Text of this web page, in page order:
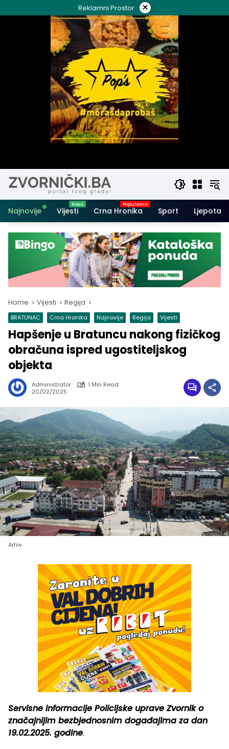
to
Reklamni Prostor ×
Najnovije Vijesti Crna Hronika Sport Ljepota i
Home Vijesti Regija
BRATUNAC Crna Hronika Najnovije Regija Vijesti
Hapšenje u Bratuncu nakong fizičkog
obračuna ispred ugostiteljskog
objekta
Administrator
1 Min Read
20/02/2025
Arhiv
Servisne informacije Policijske uprave Zvornik o
značajnijim bezbjednosnim događajima za dan
19.02.2025. godine.